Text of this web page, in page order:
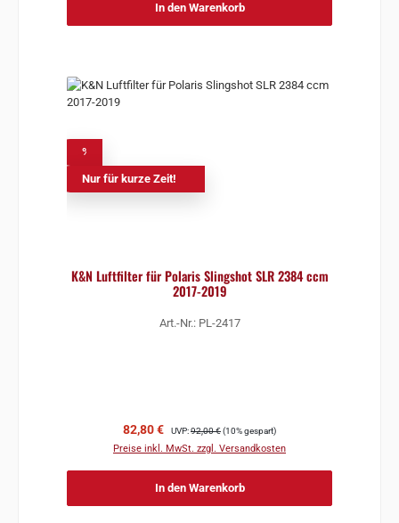
In den Warenkorb
Nur für kurze Zeit!
K&N Luftfilter für Polaris Slingshot SLR 2384 ccm
2017-2019
Art.-Nr.: PL-2417
Verkaufspreis:
82,80 € Regulärer Preis:
UVP:92,00 €(10% gespart)
Preise inkl. MwSt. zzgl. Versandkosten
In den Warenkorb